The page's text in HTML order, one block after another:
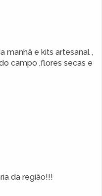
manhã e kits artesanal ,
campo ,flores secas e
da região!!!